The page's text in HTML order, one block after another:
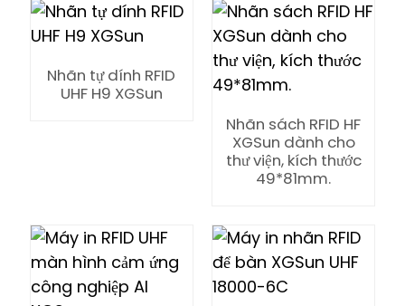
Nhãn tự dính RFID
UHF H9 XGSun
Nhãn sách RFID HF
XGSun dành cho
thư viện, kích thước
49*81mm.